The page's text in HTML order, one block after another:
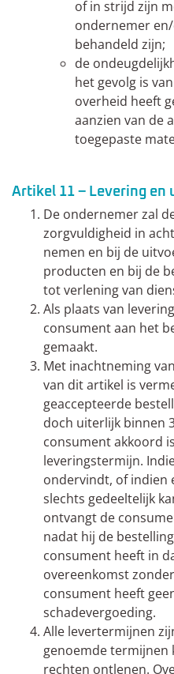
of in strijd zijn
ondernemer
behandeld zijn;
de
het gevolg is
overheid heeft
aanzien van de
toegepaste
Artikel 11 – Levering en
De ondernemer zal
zorgvuldigheid in
nemen en bij de
producten en bij de
tot verlening van
Als plaats van
consument aan het
gemaakt.
Met inachtneming
van dit artikel is
geaccepteerde
doch uiterlijk binnen
consument akkoord
leveringstermijn.
ondervindt, of indien
slechts gedeeltelijk
ontvangt de
nadat hij de
consument heeft in
overeenkomst
consument heeft
schadevergoeding.
Alle levertermijnen
genoemde termijnen
rechten ontlenen.